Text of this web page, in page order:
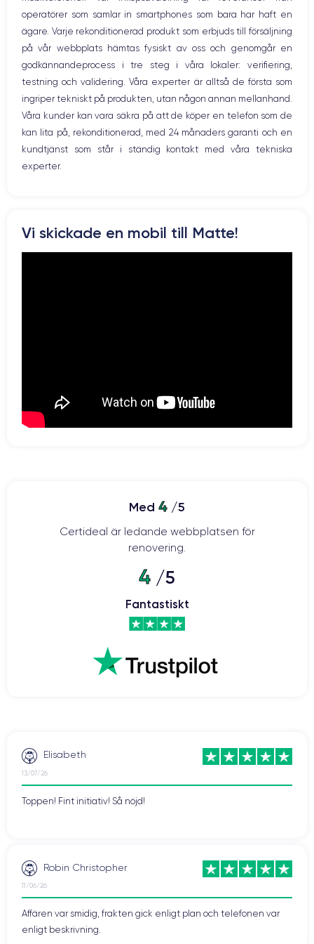
Nom GPU
PowerVR GT7600 GPU
Fréq. processeur
2.23 GHz
12 MP 7 MP
Résolution vidéo
4K - 3840x2160px
Recharge rapide
Non
Batterie Dual SIM
Pour en savoir plus, vous pouvez consulter lafiche technique de
WiFi
Nätverk
Vibration
Prise USB
operatörer som samlar in smartphones som bara har haft en
ägare. Varje rekonditionerad produkt som erbjuds till försäljning
på vår webbplats hämtas fysiskt av oss och genomgår en
godkännandeprocess i tre steg i våra lokaler: verifiering,
testning och validering. Våra experter är alltså de första som
ingriper tekniskt på produkten, utan någon annan mellanhand.
Våra kunder kan vara säkra på att de köper en telefon som de
kan lita på, rekonditionerad, med 24 månaders garanti och en
kundtjänst som står i ständig kontakt med våra tekniska
experter.
Vi skickade en mobil till Matte!
Med 4 /5
Certideal är ledande webbplatsen för
renovering.
4 /5
Fantastiskt
Elisabeth
13/07/26
Toppen! Fint initiativ! Så nöjd!
Robin Christopher
11/06/26
Affären var smidig, frakten gick enligt plan och telefonen var
enligt beskrivning.